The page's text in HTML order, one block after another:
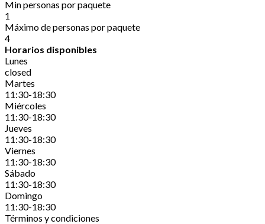
Min personas por paquete
1
Máximo de personas por paquete
4
Horarios disponibles
Lunes
closed
Martes
11:30-18:30
Miércoles
11:30-18:30
Jueves
11:30-18:30
Viernes
11:30-18:30
Sábado
11:30-18:30
Domingo
11:30-18:30
Términos y condiciones